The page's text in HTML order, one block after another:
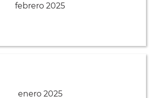
febrero 2025
enero 2025